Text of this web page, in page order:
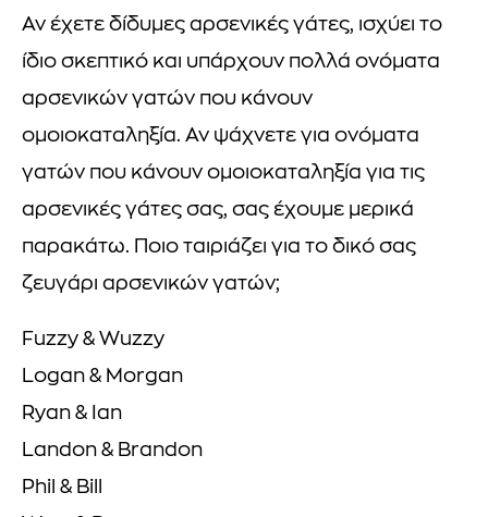
Αν έχετε δίδυμες αρσενικές γάτες, ισχύει το
ίδιο σκεπτικό και υπάρχουν πολλά ονόματα
αρσενικών γατών που κάνουν
ομοιοκαταληξία. Αν ψάχνετε για ονόματα
γατών που κάνουν ομοιοκαταληξία για τις
αρσενικές γάτες σας, σας έχουμε μερικά
παρακάτω. Ποιο ταιριάζει για το δικό σας
ζευγάρι αρσενικών γατών;
Fuzzy & Wuzzy
Logan & Morgan
Ryan & Ian
Landon & Brandon
Phil & Bill